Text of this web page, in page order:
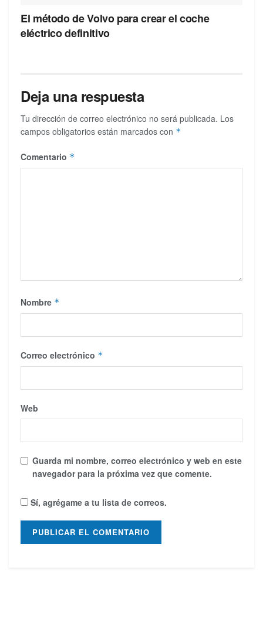
El método de Volvo para crear el coche
eléctrico definitivo
Deja una respuesta
Tu dirección de correo electrónico no será publicada. Los
campos obligatorios están marcados con *
Comentario *
Nombre *
Correo electrónico *
Web
Guarda mi nombre, correo electrónico y web en este
navegador para la próxima vez que comente.
Sí, agrégame a tu lista de correos.